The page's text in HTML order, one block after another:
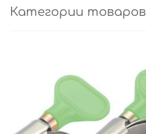
Категории товаров